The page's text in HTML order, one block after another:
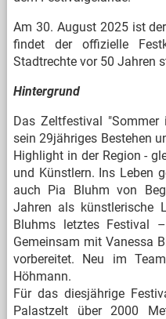
Am 30. August 2025 ist
findet der offizielle
Stadtrechte vor 50 Jahren
Hintergrund
Das Zeltfestival
sein 29jähriges Bestehen
Highlight in der Region -
und Künstlern. Ins Leben
auch Pia Bluhm von
Jahren als künstlerische
Bluhms letztes Festival
Gemeinsam mit Vanessa
vorbereitet. Neu im
Höhmann.
Für das diesjährige
Palastzelt über 2000